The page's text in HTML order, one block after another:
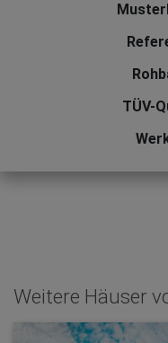
TÜV-
Weitere Häuser